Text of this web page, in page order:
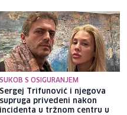
SUKOB S OSIGURANJEM
Sergej Trifunović i njegova
supruga privedeni nakon
incidenta u tržnom centru u